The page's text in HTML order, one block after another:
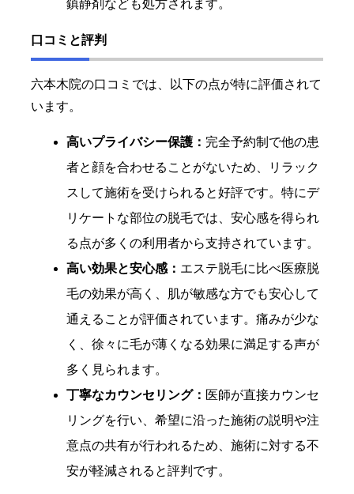
鎮静剤なども処方されます。
口コミと評判
六本木院の口コミでは、以下の点が特に評価されて
います。
高いプライバシー保護： 完全予約制で他の患
者と顔を合わせることがないため、リラック
スして施術を受けられると好評です。特にデ
リケートな部位の脱毛では、安心感を得られ
る点が多くの利用者から支持されています。
高い効果と安心感： エステ脱毛に比べ医療脱
毛の効果が高く、肌が敏感な方でも安心して
通えることが評価されています。痛みが少な
く、徐々に毛が薄くなる効果に満足する声が
多く見られます。
丁寧なカウンセリング： 医師が直接カウンセ
リングを行い、希望に沿った施術の説明や注
意点の共有が行われるため、施術に対する不
安が軽減されると評判です。